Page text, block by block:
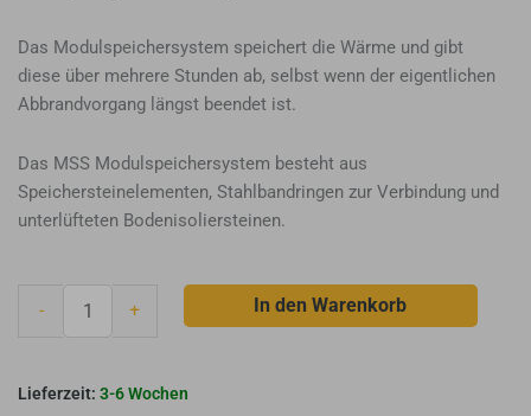
Das Modulspeichersystem speichert die Wärme und gibt
diese über mehrere Stunden ab, selbst wenn der eigentlichen
Abbrandvorgang längst beendet ist.
Das MSS Modulspeichersystem besteht aus
Speichersteinelementen, Stahlbandringen zur Verbindung und
unterlüfteten Bodenisoliersteinen.
-
Modulspeichersystem
nebenstehend
+ In den Warenkorb
3-6 Wochen